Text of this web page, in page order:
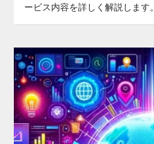
ービス内容を詳しく解説します。